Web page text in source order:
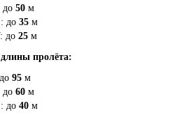
до 50 м
до 35 м
до 25 м
пролёта:
95 м
до 60 м
до 40 м